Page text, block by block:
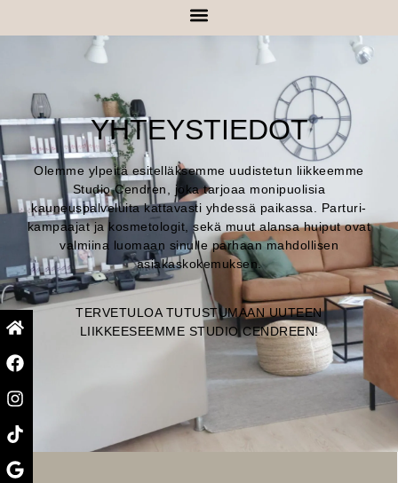
YHTEYSTIEDOT
Olemme ylpeitä esitelläksemme uudistetun liikkeemme
Studio Cendren, joka tarjoaa monipuolisia
kauneuspalveluita kattavasti yhdessä paikassa. Parturi-
kampaajat ja kosmetologit, sekä muut alansa huiput ovat
valmiina luomaan sinulle parhaan mahdollisen
asiakaskokemuksen.
TERVETULOA TUTUSTUMAAN UUTEEN
LIIKKEESEEMME STUDIO CENDREEN!